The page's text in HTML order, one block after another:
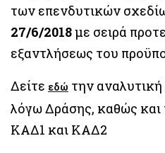
των επενδυτικών
27/6/2018με σειρά
εξαντλήσεως του
Δείτε εδώ την
λόγω Δράσης, καθώς
ΚΑΔ1 και ΚΑΔ2